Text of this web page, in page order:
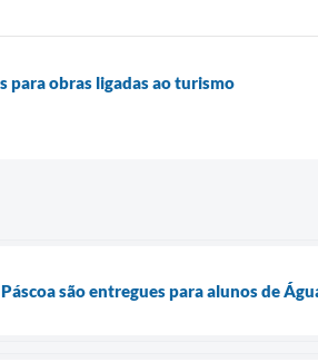
para obras ligadas ao turismo
são entregues para alunos de